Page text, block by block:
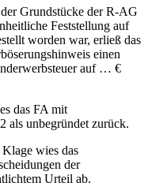
Grundstücke der R-AG
Feststellung auf
worden war, erließ das
einen
auf … €
das FA mit
als unbegründet zurück.
wies das
der
Urteil ab.